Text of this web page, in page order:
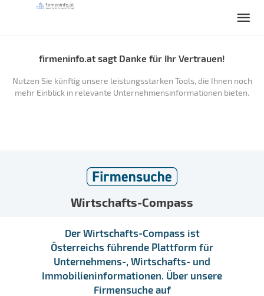
firmeninfo.at sagt Danke für Ihr Vertrauen!
Nutzen Sie künftig unsere leistungsstarken Tools, die Ihnen noch
mehr Einblick in relevante Unternehmensinformationen bieten.
Wirtschafts-Compass
Der Wirtschafts-Compass ist
Österreichs führende Plattform für
Unternehmens-, Wirtschafts- und
Immobilieninformationen. Über unsere
Firmensuche auf